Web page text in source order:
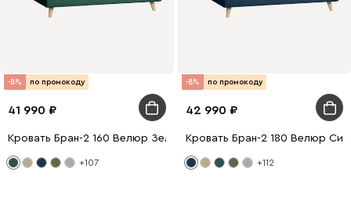
-8% по промокоду
41 990
Кровать Бран-2 160 Велюр Зеленый
+107
-8% по промокоду
42 990
Кровать Бран-2 180 Велюр
+112